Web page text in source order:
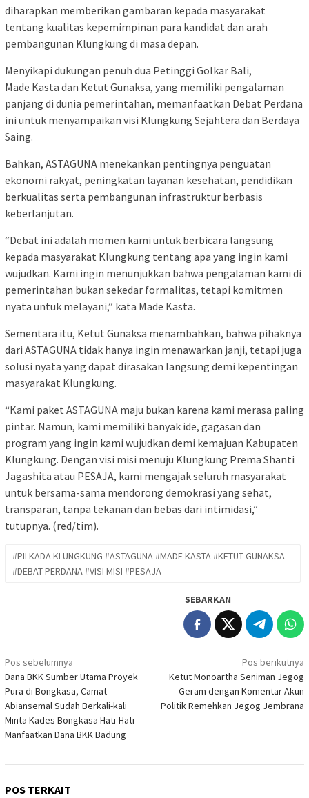
diharapkan memberikan gambaran kepada masyarakat
tentang kualitas kepemimpinan para kandidat dan arah
pembangunan Klungkung di masa depan.
Menyikapi dukungan penuh dua Petinggi Golkar Bali,
Made Kasta dan Ketut Gunaksa, yang memiliki pengalaman
panjang di dunia pemerintahan, memanfaatkan Debat Perdana
ini untuk menyampaikan visi Klungkung Sejahtera dan Berdaya
Saing.
Bahkan, ASTAGUNA menekankan pentingnya penguatan
ekonomi rakyat, peningkatan layanan kesehatan, pendidikan
berkualitas serta pembangunan infrastruktur berbasis
keberlanjutan.
“Debat ini adalah momen kami untuk berbicara langsung
kepada masyarakat Klungkung tentang apa yang ingin kami
wujudkan. Kami ingin menunjukkan bahwa pengalaman kami di
pemerintahan bukan sekedar formalitas, tetapi komitmen
nyata untuk melayani,” kata Made Kasta.
Sementara itu, Ketut Gunaksa menambahkan, bahwa pihaknya
dari ASTAGUNA tidak hanya ingin menawarkan janji, tetapi juga
solusi nyata yang dapat dirasakan langsung demi kepentingan
masyarakat Klungkung.
“Kami paket ASTAGUNA maju bukan karena kami merasa paling
pintar. Namun, kami memiliki banyak ide, gagasan dan
program yang ingin kami wujudkan demi kemajuan Kabupaten
Klungkung. Dengan visi misi menuju Klungkung Prema Shanti
Jagashita atau PESAJA, kami mengajak seluruh masyarakat
untuk bersama-sama mendorong demokrasi yang sehat,
transparan, tanpa tekanan dan bebas dari intimidasi,”
tutupnya. (red/tim).
#PILKADA KLUNGKUNG #ASTAGUNA #MADE KASTA #KETUT GUNAKSA
#DEBAT PERDANA #VISI MISI #PESAJA
SEBARKAN
Navigasi
pos
Pos sebelumnya
Dana BKK Sumber Utama Proyek
Pura di Bongkasa, Camat
Abiansemal Sudah Berkali-kali
Minta Kades Bongkasa Hati-Hati
Manfaatkan Dana BKK Badung
Pos berikutnya
Ketut Monoartha Seniman Jegog
Geram dengan Komentar Akun
Politik Remehkan Jegog Jembrana
POS TERKAIT